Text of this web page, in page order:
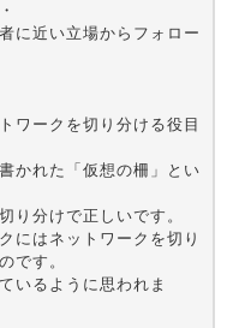
に近い立場からフォロー
ワークを切り分ける役目
かれた「仮想の柵」とい
り分けで正しいです。
にはネットワークを切り
です。
いるように思われま